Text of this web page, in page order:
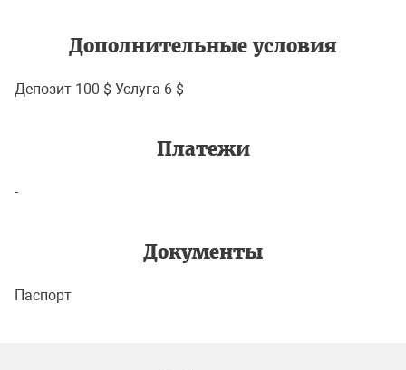
Дополнительные условия
Депозит 100 $ Услуга 6 $
Платежи
-
Документы
Паспорт